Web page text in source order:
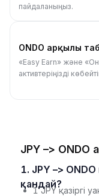
пайдаланыңыз.
ONDO арқылы
«Easy Earn» және
активтеріңізді
JPY –>
1. JPY –> ONDO қазіргі айырбастау бағамы
қандай?
1 JPY қазіргі